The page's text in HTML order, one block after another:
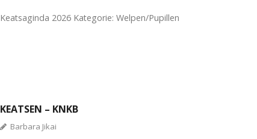
Keatsaginda 2026 Kategorie: Welpen/Pupillen
KEATSEN – KNKB
Barbara Jikai